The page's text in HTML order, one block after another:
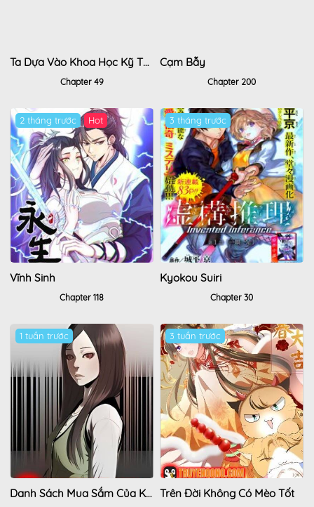
Ta Dựa Vào Khoa Học Kỹ Thuật Tu Tiên Thành Thần
Chapter 49
Cạm Bẫy
Chapter 200
2 tháng trước Hot
Vĩnh Sinh
Chapter 118
3 tháng trước
Kyokou Suiri
Chapter 30
1 tuần trước
Danh Sách Mua Sắm Của Kẻ Sát Nhân
3 tuần trước
Trên Đời Không Có Mèo Tốt